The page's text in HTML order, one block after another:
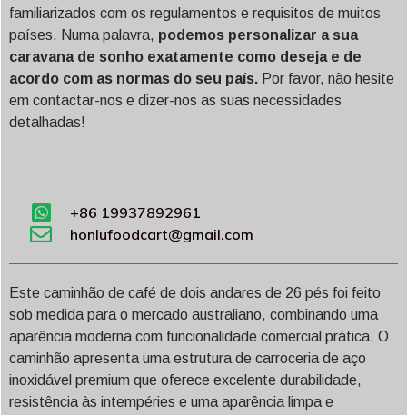
familiarizados com os regulamentos e requisitos de muitos
países. Numa palavra, podemos personalizar a sua
caravana de sonho exatamente como deseja e de
acordo com as normas do seu país. Por favor, não hesite
em contactar-nos e dizer-nos as suas necessidades
detalhadas!
+86 19937892961
honlufoodcart@gmail.com
Este caminhão de café de dois andares de 26 pés foi feito
sob medida para o mercado australiano, combinando uma
aparência moderna com funcionalidade comercial prática. O
caminhão apresenta uma estrutura de carroceria de aço
inoxidável premium que oferece excelente durabilidade,
resistência às intempéries e uma aparência limpa e